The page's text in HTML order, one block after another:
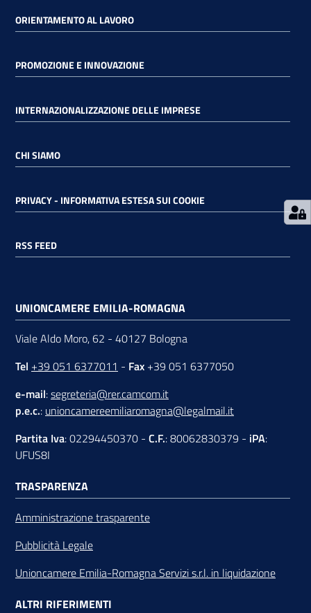
RSS
su
ORIENTAMENTO AL LAVORO
PROMOZIONE E INNOVAZIONE
INTERNAZIONALIZZAZIONE DELLE IMPRESE
CHI SIAMO
PRIVACY - INFORMATIVA ESTESA SUI COOKIE
RSS FEED
UNIONCAMERE EMILIA-ROMAGNA
Viale Aldo Moro, 62 - 40127 Bologna
Tel +39 051 6377011 - Fax +39 051 6377050
e-mail:segreteria@rer.camcom.it
p.e.c.: unioncamereemiliaromagna@legalmail.it
Partita Iva: 02294450370 - C.F.: 80062830379 - iPA:
UFUS8I
TRASPARENZA
Amministrazione trasparente
Pubblicità Legale
Unioncamere Emilia-Romagna Servizi s.r.l. in liquidazione
ALTRI RIFERIMENTI